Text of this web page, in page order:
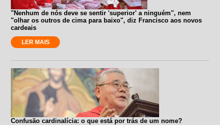
"Nenhum de nós deve se sentir 'superior' a ninguém", nem
"olhar os outros de cima para baixo", diz Francisco aos novos
cardeais
LER MAIS
Confusão cardinalícia: o que está por trás de um nome?